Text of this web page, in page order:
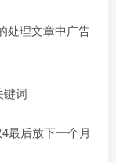
处理文章中广告
键词
最后放下一个月